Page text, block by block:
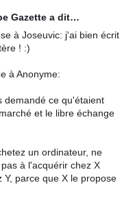
Gazette a dit…
à Joseuvic: j'ai bien écrit
! :)
à Anonyme:
demandé ce qu'étaient
et le libre échange
un ordinateur, ne
à l'acquérir chez X
Y, parce que X le propose